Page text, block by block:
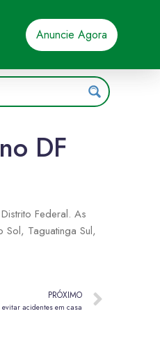
Anuncie Agora
DF
Federal. As
Taguatinga Sul,
PRÓXIMO
acidentes em casa